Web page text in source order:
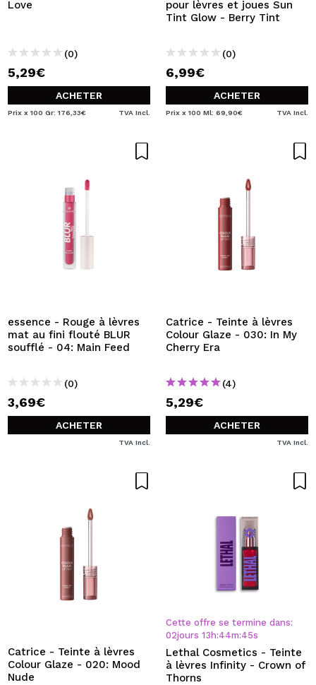
Love
(0)
5,29€
ACHETER
Prix x 100 Gr: 176,33€ TVA Incl.
pour lèvres et joues Sun
Tint Glow - Berry Tint
(0)
6,99€
ACHETER
Prix x 100 Ml: 69,90€ TVA Incl.
essence - Rouge à lèvres
mat au fini flouté BLUR
soufflé - 04: Main Feed
(0)
3,69€
ACHETER
TVA Incl.
Catrice - Teinte à lèvres
Colour Glaze - 030: In My
Cherry Era
(4)
5,29€
ACHETER
TVA Incl.
Catrice - Teinte à lèvres
Colour Glaze - 020: Mood
Nude
Cette offre se termine dans:
02jours 13 h:44m:45s
Lethal Cosmetics - Teinte
à lèvres Infinity - Crown of
Thorns